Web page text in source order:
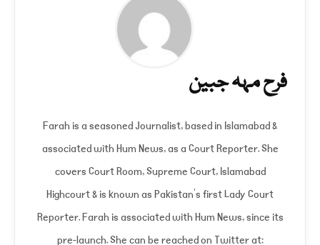
فرح مہہ جبین
Farah is a seasoned Journalist, based in Islamabad &
associated with Hum News, as a Court Reporter. She
covers Court Room, Supreme Court, Islamabad
Highcourt & is known as Pakistan's first Lady Court
Reporter. Farah is associated with Hum News, since its
pre-launch. She can be reached on Twitter at: